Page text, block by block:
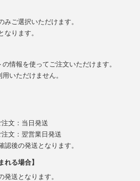
ご選択いただけます。
ります。
情報を使ってご注文いただけます。
いただけません。
文：当日発送
文：翌営業日発送
後の発送となります。
れる場合】
送となります。